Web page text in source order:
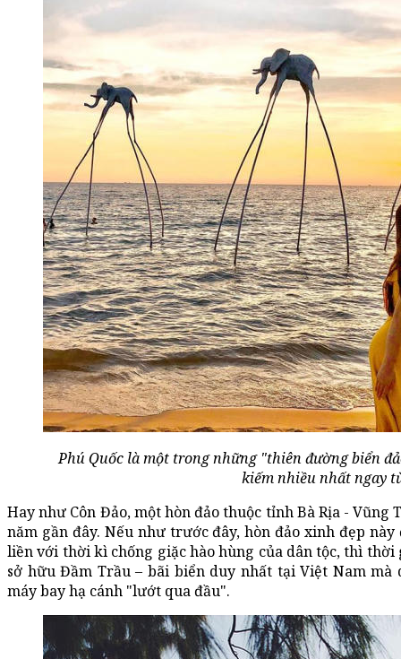
Phú Quốc là một trong những "thiên đường biển
kiếm nhiều nhất ngay
Hay như Côn Đảo, một hòn đảo thuộc tỉnh Bà Rịa -
năm gần đây. Nếu như trước đây, hòn đảo xinh đẹp
liền với thời kì chống giặc hào hùng của dân tộc, thì thời
sở hữu Đầm Trầu – bãi biển duy nhất tại Việt Nam
máy bay hạ cánh "lướt qua đầu".